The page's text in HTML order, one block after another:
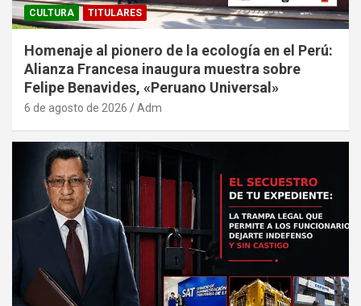
CULTURA TITULARES
Homenaje al pionero de la ecología en el Perú:
Alianza Francesa inaugura muestra sobre
Felipe Benavides, «Peruano Universal»
6 de agosto de 2026 Adm